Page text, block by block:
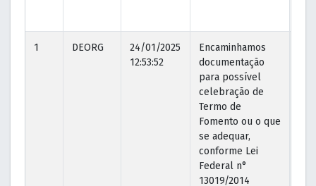
1 DEORG
24/01/2025
12:53:52
Encaminhamos
documentação
para possível
celebração de
Termo de
Fomento ou o que
se adequar,
conforme Lei
Federal n°
13019/2014